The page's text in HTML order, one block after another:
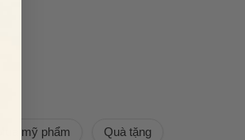
Mua mỹ phẩm Quà tặng